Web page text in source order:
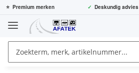
⭐ Premium merken ✓ Deskundig advies